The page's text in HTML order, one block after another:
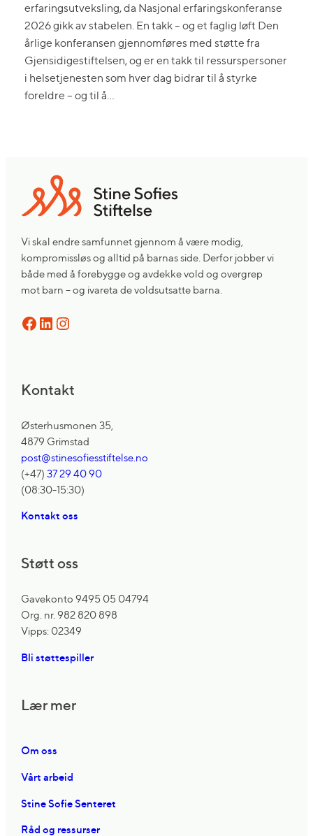
erfaringsutveksling, da Nasjonal erfaringskonferanse
2026 gikk av stabelen. En takk – og et faglig løft Den
årlige konferansen gjennomføres med støtte fra
Gjensidigestiftelsen, og er en takk til ressurspersoner
i helsetjenesten som hver dag bidrar til å styrke
foreldre – og til å…
Vi skal endre samfunnet gjennom å være modig,
kompromissløs og alltid på barnas side. Derfor jobber vi
både med å forebygge og avdekke vold og overgrep
mot barn – og ivareta de voldsutsatte barna.
Facebook LinkedIn Instagram
Kontakt
Østerhusmonen 35,
4879 Grimstad
post@stinesofiesstiftelse.no
(+47)37 29 40 90
(08:30-15:30)
Kontakt oss
Støtt oss
Gavekonto 9495 05 04794
Org. nr. 982 820 898
Vipps: 02349
Bli støttespiller
Lær mer
Om oss
Vårt arbeid
Stine Sofie Senteret
Råd og ressurser